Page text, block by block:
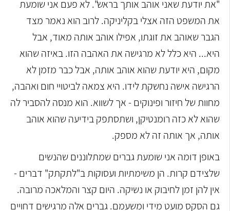
"את יודעת שאני אוהב אותך בראש". לא פעם אני שומעת
את המשפט הזה אצלי בקליניקה. לרוב הוא נאמר מצד
הגבר שאוהב את זוגתו, אפילו אוהב אותה מאוד, אבל
היא... היא כלל לא מרגישה את האהבה הזו. באיזה שהוא
מקום, היא יודעת שהוא אוהב אותה, אבל כבר מזמן לא
הרגישה אישה נחשקת לידו. היא צמאה לביטויי חום ואהבה,
מחוות של חיזור ופינוקים - אך לשווא. הוא מנסה להסביר לה
שהוא לא כזה רומנטיקן, ושתסתפק בידיעה שהוא אוהב
אותה, אך אותה זה לא מספק.
באופן דומה אני שומעת גברים שמתלוננים שהנשים
שלצידם קרות. הן משימתיות ועסוקות ב"לתקתק" דברים -
אין להן זמן לחיבוק או נשיקה. היום קצר והמלאכה מרובה.
גם הסקס מועט מידי ומשעמם. גברים אלה מרגישים דחויים